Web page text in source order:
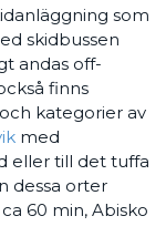
som
skidbussen
andas off-
finns
kategorier av
med
eller till det tuffa
dessa orter
60 min, Abisko